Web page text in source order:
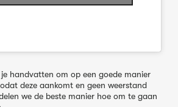
handvatten om op een goede manier
deze aankomt en geen weerstand
we de beste manier hoe om te gaan